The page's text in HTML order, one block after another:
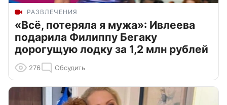
РАЗВЛЕЧЕНИЯ
«Всё, потеряла я мужа»: Ивлеева
подарила Филиппу Бегаку
дорогущую лодку за 1,2 млн рублей
276 Обсудить